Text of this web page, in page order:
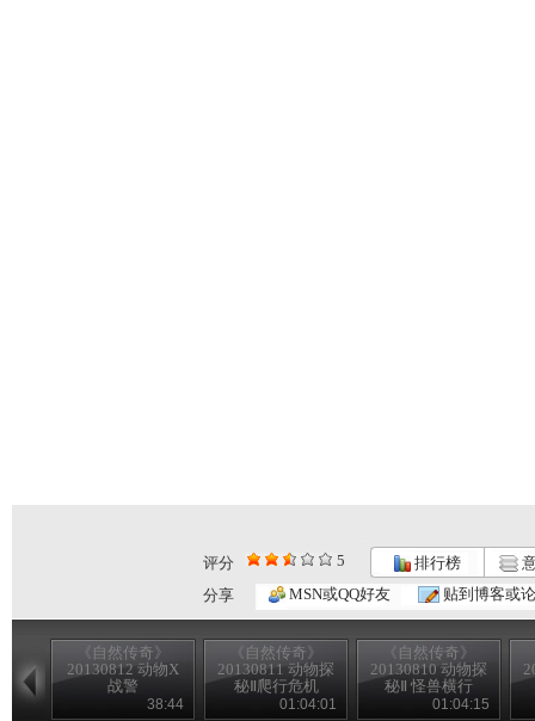
评分 5 排行榜
分享
MSN或QQ好友 贴到博客或
《自然传奇》
20130812 动物X
战警
38:44
《自然传奇》
20130811 动物探
秘Ⅱ爬行危机
01:04:01
《自然传奇》
20130810 动物探
秘Ⅱ 怪兽横行
01:04:15